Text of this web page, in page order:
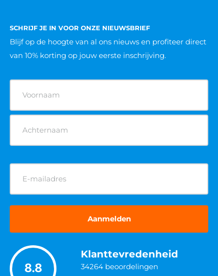
SCHRIJF JE IN VOOR ONZE NIEUWSBRIEF
Blijf op de hoogte van al ons nieuws en profiteer direct
van 10% korting op jouw eerste inschrijving.
(Vereist)
E-
(Vereist)
8.8
Klanttevredenheid
34264 beoordelingen